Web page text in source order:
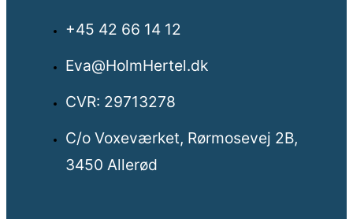
+45 42 66 14 12
Eva@HolmHertel.dk
CVR: 29713278
C/o Voxeværket, Rørmosevej 2B,
3450 Allerød